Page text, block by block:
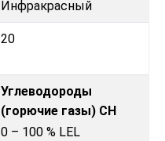
Инфракрасный
20
Углеводороды
(горючие газы) CH
0 – 100 % LEL